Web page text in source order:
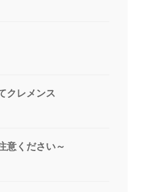
クレメンス
意ください～